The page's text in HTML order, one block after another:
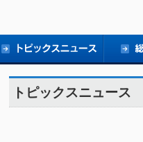
トピックスニュース